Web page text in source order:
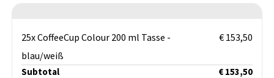
25x CoffeeCup Colour 200 ml Tasse -
blau/weiß
€ 153,50
Subtotal
€ 153,50